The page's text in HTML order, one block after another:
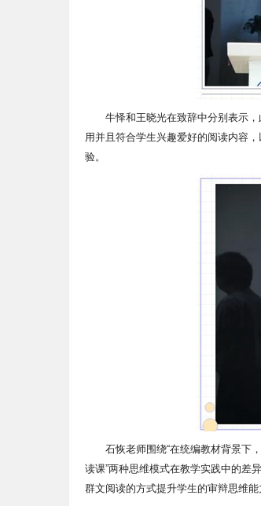
牛怿和王晓光在致辞中分别表示
用并且符合学生兴趣爱好的阅读内容
验。
石恢老师围绕“在统编教材背景下
读课”两种思维模式在教学实践中的差
群文阅读的方式提升学生的审辩思维